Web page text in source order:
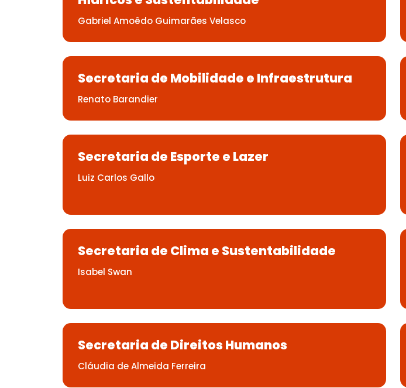
Gabriel Amoêdo Guimarães Velasco
Secretaria de Mobilidade e Infraestrutura
Renato Barandier
Secretaria de Esporte e Lazer
Luiz Carlos Gallo
Secretaria de Clima e Sustentabilidade
Isabel Swan
Secretaria de Direitos Humanos
Cláudia de Almeida Ferreira